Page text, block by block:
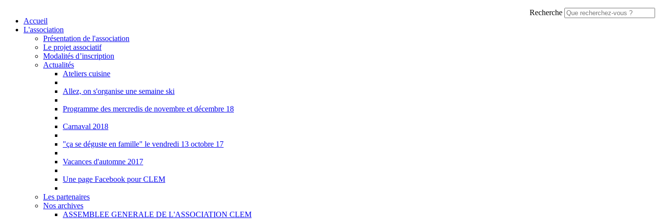
Recherche
Accueil
L'association
Présentation de l'association
Le projet associatif
Modalités d’inscription
Actualités
Ateliers cuisine
Allez, on s'organise une semaine ski
Programme des mercredis de novembre et décembre 18
Carnaval 2018
"ça se déguste en famille" le vendredi 13 octobre 17
Vacances d'automne 2017
Une page Facebook pour CLEM
Les partenaires
Nos archives
ASSEMBLEE GENERALE DE L'ASSOCIATION CLEM